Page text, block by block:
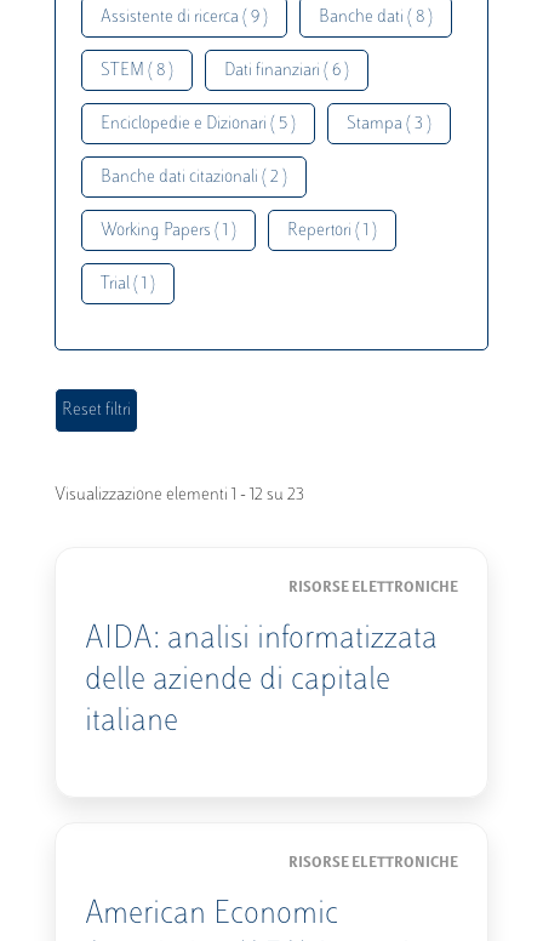
Assistente di ricerca ( 9 ) Banche dati ( 8 )
STEM ( 8 ) Dati finanziari ( 6 )
Enciclopedie e Dizionari ( 5 ) Stampa ( 3 )
Banche dati citazionali ( 2 )
Working Papers ( 1 ) Repertori ( 1 )
Trial ( 1 )
Visualizzazione elementi 1 - 12 su 23
RISORSE ELETTRONICHE
AIDA: analisi informatizzata
delle aziende di capitale
italiane
RISORSE ELETTRONICHE
American Economic